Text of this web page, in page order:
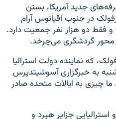
جدید آمریکا، بستن
نورفولک در جنوب اقیانوس آرام
و فقط دو هزار نفر جمعیت دارد.
محور گردشگری می‌چرخد.
که نماینده دولت استرالیا
به خبرگزاری آسوشیتدپرس
چیزی به ایالات متحده صادر
جزایر هیرد و